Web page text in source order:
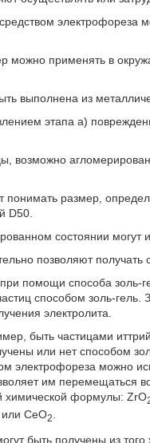
можно применять в
выполнена из
этапа a)
возможно
размер,
D50.
состоянии могут
позволяют получать
помощи способа золь-
способом золь-
электролита.
быть частицами
или нет способом
электрофореза можно
им
химической формулы: ZrO
или CeO2
быть получены из